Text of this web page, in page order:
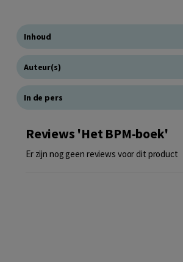
Inhoud
Auteur(s)
In de pers
Reviews 'Het BPM-boek'
Er zijn nog geen reviews voor dit product